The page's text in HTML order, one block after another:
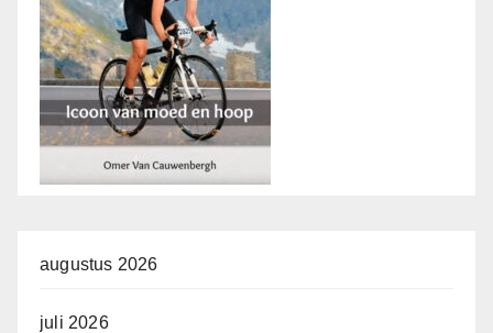
augustus 2026
juli 2026